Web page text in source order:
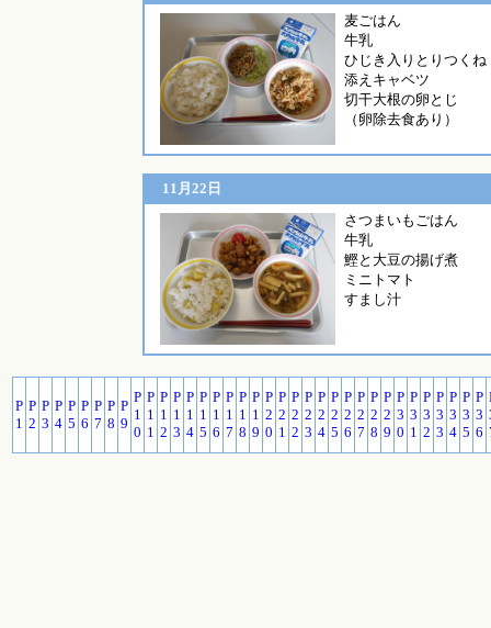
麦ご
牛乳
ひじき入りとりつくね
添えキャベツ
切干大根の卵とじ
（卵除去食あり）
11月22日
さつまい
牛乳
鰹と大豆の揚げ煮
ミニトマト
すまし汁
P
1
P
2
P
3
P
4
P
5
P
6
P
7
P
8
P
9
P
1
0
P
1
1
P
1
2
P
1
3
P
1
4
P
1
5
P
1
6
P
1
7
P
1
8
P
1
9
P
2
0
P
2
1
P
2
2
P
2
3
P
2
4
P
2
5
P
2
6
P
2
7
P
2
8
P
2
9
P
3
0
P
3
1
P
3
2
P
3
3
P
3
4
P
3
5
P
3
6